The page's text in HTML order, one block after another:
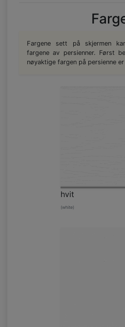
Fargene sett på skjermen
fargene av persienner. Først
nøyaktige fargen på persienne
hvit
(white)